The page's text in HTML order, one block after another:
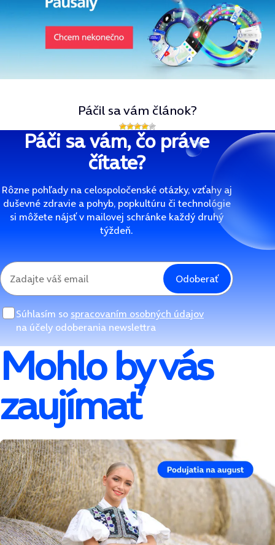
Páčil sa vám článok?
Páči sa vám, čo práve
čítate?
Rôzne pohľady na celospoločenské otázky, vzťahy aj
duševné zdravie a pohyb, popkultúru či technológie
si môžete nájsť v mailovej schránke každý druhý
týždeň.
Odoberať
Súhlasím so spracovaním osobných údajov
na účely odoberania newslettra
Mohlo by vás
zaujímať